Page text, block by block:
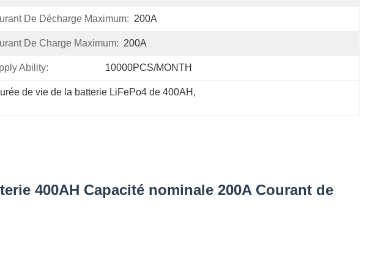
De Décharge Maximum: 200A
De Charge Maximum: 200A
Ability: 10000PCS/MONTH
de vie de la batterie LiFePo4 de 400AH ,
400AH Capacité nominale 200A Courant de